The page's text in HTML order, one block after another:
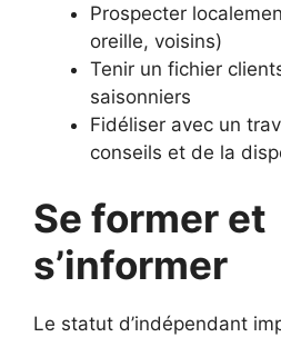
Prospecter
oreille, voisins)
Tenir un fichier
saisonniers
Fidéliser avec un
conseils et de la
Se former et
s’informer
Le statut d’indépendant